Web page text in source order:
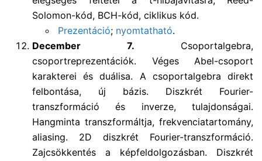
Solomon-kód, BCH-kód, ciklikus kód.
Prezentáció; nyomtatható.
December 7. Csoportalgebra,
csoportreprezentációk. Véges Abel-csoport
karakterei és duálisa. A csoportalgebra direkt
felbontása, új bázis. Diszkrét Fourier-
transzformáció és inverze, tulajdonságai.
Hangminta transzformáltja, frekvenciatartomány,
aliasing. 2D diszkrét Fourier-transzformáció.
Zajcsökkentés a képfeldolgozásban. Diszkrét